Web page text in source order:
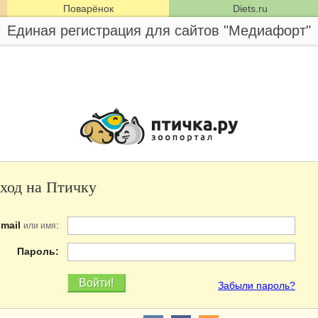
Поварёнок Diets.ru
Единая регистрация для сайтов "Медиафорт"
на Птичку
или имя:
Пароль:
Забыли пароль?